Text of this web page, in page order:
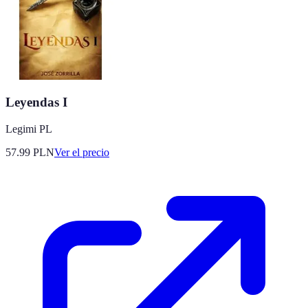
Leyendas I
Legimi PL
57.99 PLNVer el precio